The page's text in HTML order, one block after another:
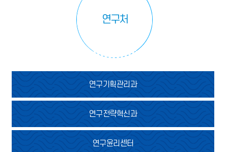
연구처
연구기획관리과
연구전략혁신과
연구윤리센터